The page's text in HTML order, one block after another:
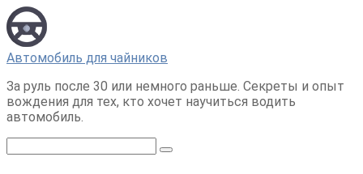
Перейти
к
контенту
Автомобиль для чайников
За руль после 30 или немного раньше. Секреты и опыт
вождения для тех, кто хочет научиться водить
автомобиль.